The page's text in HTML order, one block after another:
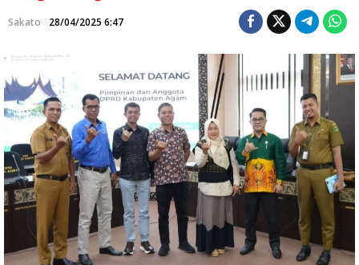
b
e
r
m
a
K
u
n
k
e
r
D
P
Sakato 28/04/2025 6:47